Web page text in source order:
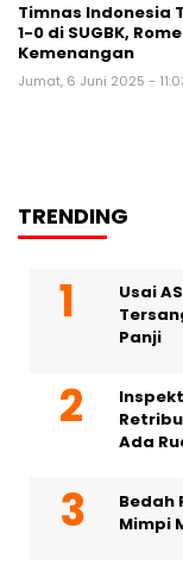
Timnas Indonesia
1-0 di SUGBK,
Kemenangan
Jumat, 6 Juni 2025 -
TRENDING
Usai
Panji
Ada
Bedah
Mimpi